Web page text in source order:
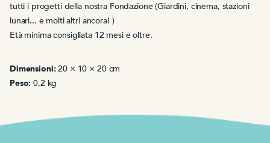
tutti i progetti della nostra Fondazione (Giardini, cinema, stazioni
lunari... e molti altri ancora! )
Età minima consigliata 12 mesi e oltre.
Dimensioni:20 × 10 × 20 cm
Peso:0,2 kg